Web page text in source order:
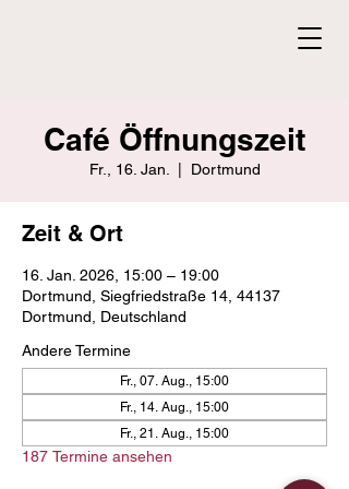
Café Öffnungszeit
Fr., 16. Jan. Dortmund
Zeit & Ort
16. Jan. 2026, 15:00 – 19:00
Dortmund, Siegfriedstraße 14, 44137
Dortmund, Deutschland
Andere Termine
Fr., 07. Aug., 15:00
Fr., 14. Aug., 15:00
Fr., 21. Aug., 15:00
187 Termine ansehen